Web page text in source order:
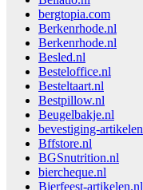
bergtopia.com
Berkenrhode.nl
Berkenrhode.nl
Besled.nl
Besteloffice.nl
Besteltaart.nl
Bestpillow.nl
Beugelbakje.nl
bevestiging-artikelen
Bffstore.nl
BGSnutrition.nl
biercheque.nl
Bierfeest-artikelen.nl